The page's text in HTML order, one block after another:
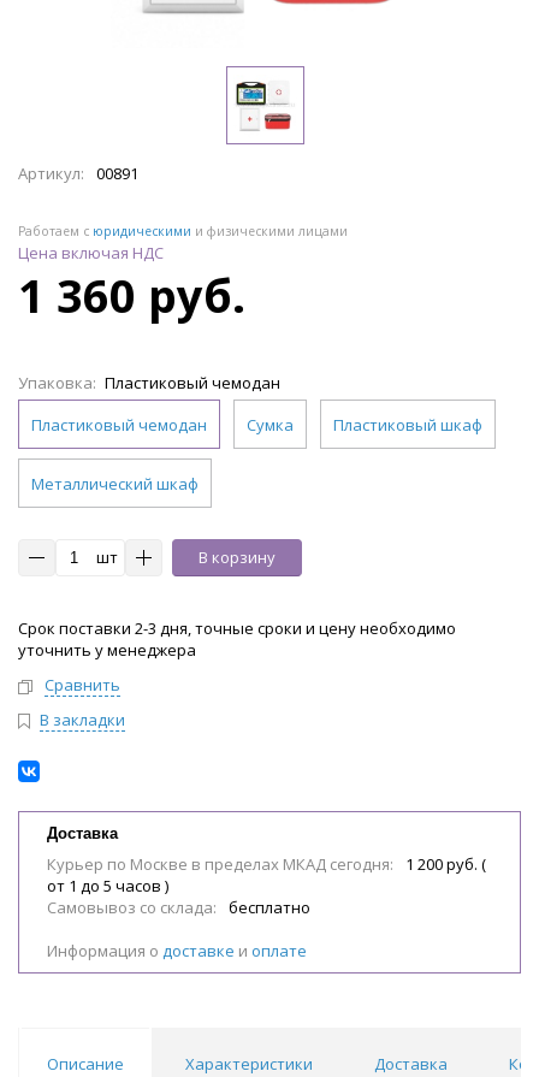
Артикул: 00891
Работаем с юридическими и физическими лицами
Цена включая НДС
1 360 руб.
Упаковка: Пластиковый чемодан
Пластиковый чемодан
Сумка Пластиковый шкаф
Металлический шкаф
шт В корзину
Срок поставки 2-3 дня, точные сроки и цену необходимо
уточнить у менеджера
Сравнить
В закладки
Доставка
Курьер по Москве в пределах МКАД сегодня:
1 200 руб. (
от 1 до 5 часов )
Самовывоз со склада:
бесплатно
Информация о доставке и оплате
Описание Характеристики Доставка